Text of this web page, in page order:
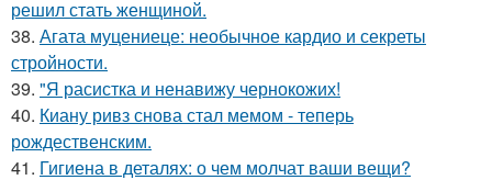
решил стать женщиной.
38. Агата муцениеце: необычное кардио и секреты
стройности.
39. "Я расистка и ненавижу чернокожих!
40. Киану ривз снова стал мемом - теперь
рождественским.
41. Гигиена в деталях: о чем молчат ваши вещи?